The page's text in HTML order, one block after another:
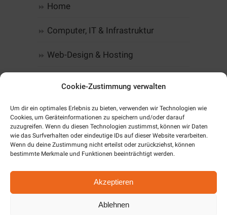
Cookie-Zustimmung verwalten
Um dir ein optimales Erlebnis zu bieten, verwenden wir Technologien wie
Cookies, um Geräteinformationen zu speichern und/oder darauf
zuzugreifen. Wenn du diesen Technologien zustimmst, können wir Daten
wie das Surfverhalten oder eindeutige IDs auf dieser Website verarbeiten.
Wenn du deine Zustimmung nicht erteilst oder zurückziehst, können
bestimmte Merkmale und Funktionen beeinträchtigt werden.
Akzeptieren
Ablehnen
Home
Computer, IT & Infrastruktur
Web-Design & Hosting
Alarm & SmartHome
Unternehmen